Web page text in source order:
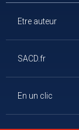
Etre auteur
SACD.fr
En un clic